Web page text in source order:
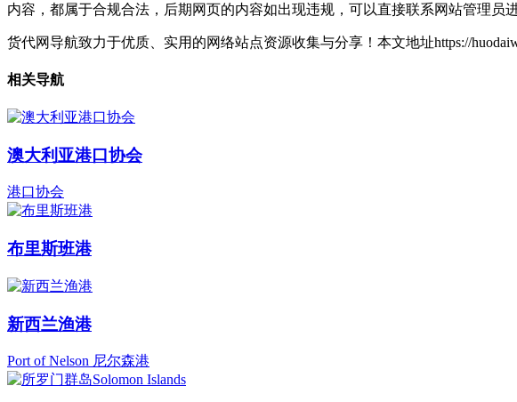
内容，都属于合规合法，后期网页的内容如出现违规，可以直接联系网站管理员
货代网导航致力于优质、实用的网络站点资源收集与分享！ 本文地址https://
相关导航
澳大利亚港口协会
港口协会
布里斯班港
新西兰渔港
Port of Nelson 尼尔森港